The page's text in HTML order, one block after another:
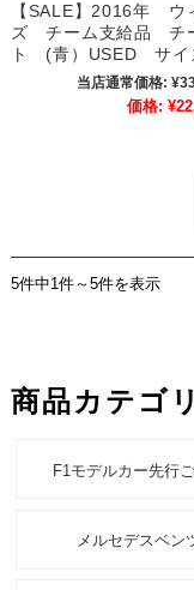
【SALE】2016年 ウ
ズ チーム支給品 チ
ト (青）USED サイ
当店通常価格:
価格:
5件中1件～5件を表示
商品カテゴ
F1モデルカー先行
メルセデスベン